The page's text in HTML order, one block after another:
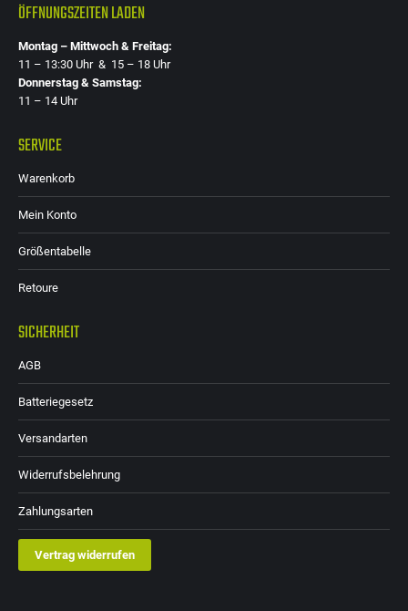
ÖFFNUNGSZEITEN LADEN
Montag – Mittwoch & Freitag:
11 – 13:30 Uhr & 15 – 18 Uhr
Donnerstag & Samstag:
11 – 14 Uhr
SERVICE
Warenkorb
Mein Konto
Größentabelle
Retoure
SICHERHEIT
AGB
Batteriegesetz
Versandarten
Widerrufsbelehrung
Zahlungsarten
Vertrag widerrufen